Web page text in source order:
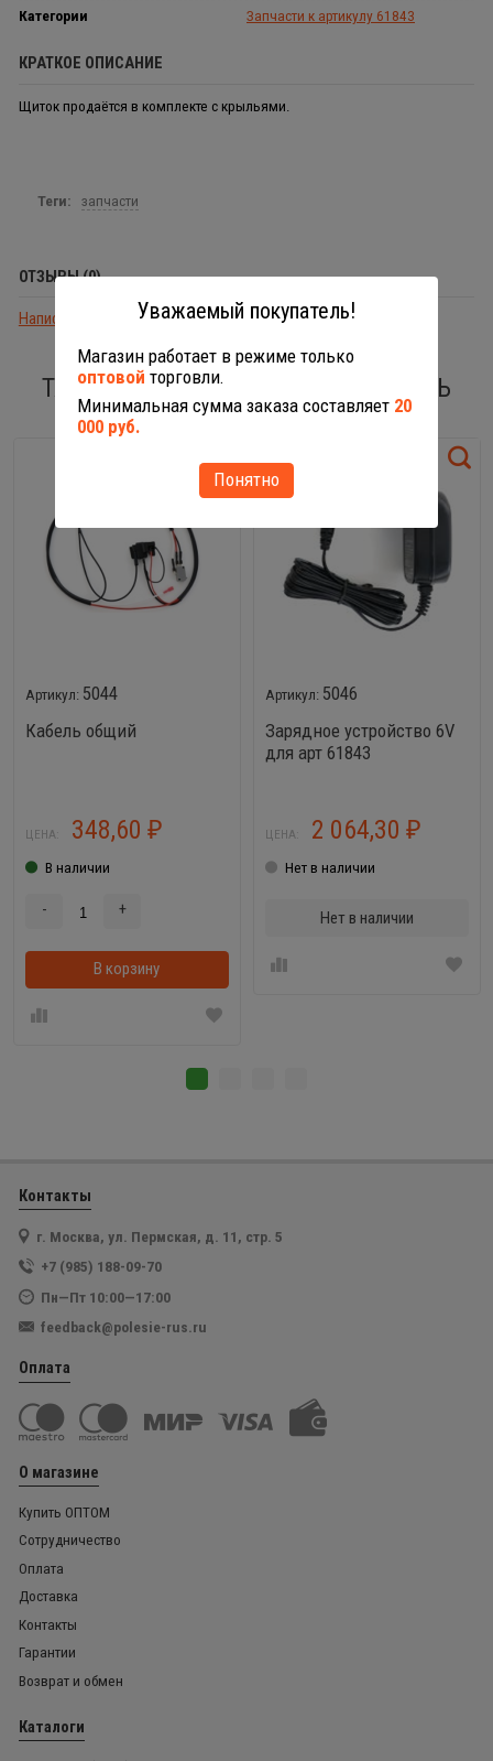
Категории Запчасти к артикулу 61843
КРАТКОЕ ОПИСАНИЕ
Щиток продаётся в комплекте с крыльями.
Теги: запчасти
ОТЗЫВЫ (0)
Написать отзыв
ТАКЖЕ ВАС МОГУТ ЗАИНТЕРЕСОВАТЬ
5044
Кабель общий
ЦЕНА: 348,60 ₽
В наличии
- +
В корзину
5046
Зарядное устройство 6V
для арт 61843
ЦЕНА: 2 064,30 ₽
Нет в наличии
Нет в наличии
Контакты
г. Москва, ул. Пермская, д. 11, стр. 5
+7 (985) 188-09-70
Пн—Пт 10:00—17:00
feedback@polesie-rus.ru
Оплата
О магазине
Купить ОПТОМ
Сотрудничество
Оплата
Доставка
Контакты
Гарантии
Возврат и обмен
Каталоги
Уважаемый покупатель!
Магазин работает в режиме только
оптовой торговли.
Минимальная сумма заказа составляет 20
000 руб.
Понятно